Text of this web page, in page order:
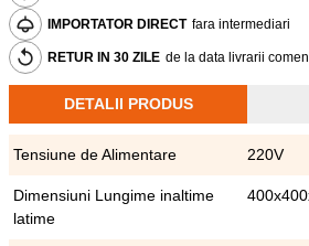
IMPORTATOR DIRECT fara intermediari
RETUR IN 30 ZILE de la data livrarii
DETALII PRODUS
Tensiune de Alimentare 220V
Dimensiuni Lungime inaltime
latime